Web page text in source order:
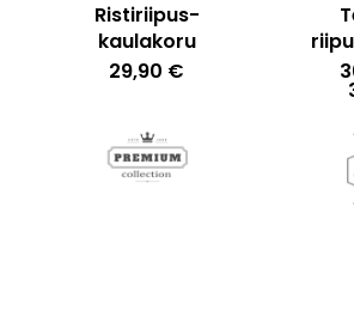
Ristiriipus-
kaulakoru
29,90 €